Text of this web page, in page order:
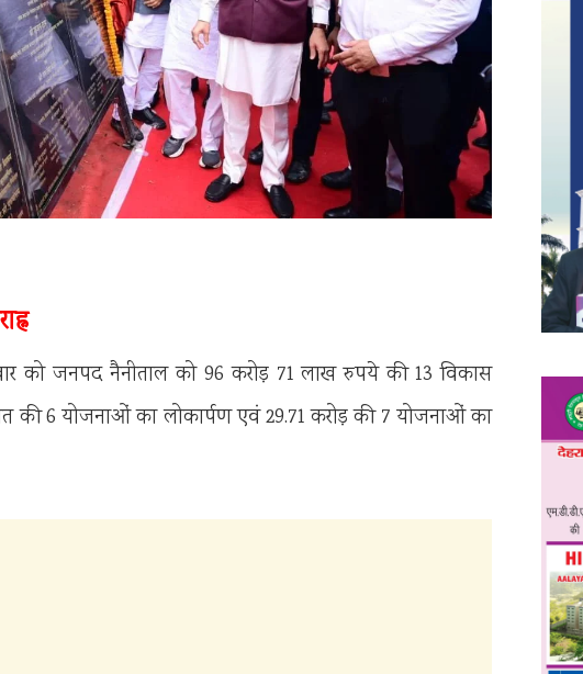
को जनपद नैनीताल को 96 करोड़ 71 लाख रुपये की 13 विकास
की 6 योजनाओं का लोकार्पण एवं 29.71 करोड़ की 7 योजनाओं का